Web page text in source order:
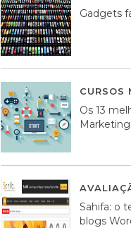
Gadgets
CURSOS
Os 13
Sahifa: o
blogs